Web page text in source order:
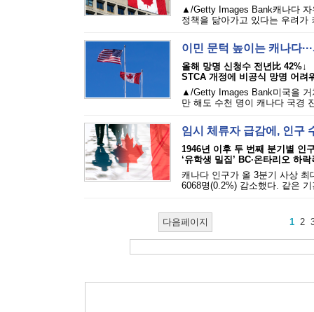
▲/Getty Images Bank캐나다 자
정책을 닮아가고 있다는 우려
이민 문턱 높이는 캐나다
올해 망명 신청수 전년比 42%↓
STCA 개정에 비공식 망명 어려
▲/Getty Images Bank미국을 거
만 해도 수천 명이 캐나다 국경
임시 체류자 급감에, 인구
1946년 이후 두 번째 분기별 인
‘유학생 밀집’ BC·온타리오 하
캐나다 인구가 올 3분기 사상
6068명(0.2%) 감소했다. 같은
다음페이지 1 2